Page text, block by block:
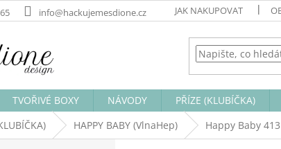
info@hackujemesdione.cz JAK NAKUPOVAT
TVOŘIVÉ BOXY NÁVODY PŘÍZE (KLUBÍČKA)
HAPPY BABY (VlnaHep) Happy Baby